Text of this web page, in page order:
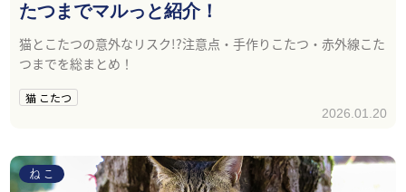
たつまでマルっと紹介！
猫とこたつの意外なリスク!?注意点・手作りこたつ・赤外線こた
つまでを総まとめ！
猫 こたつ
2026.01.20
ねこ